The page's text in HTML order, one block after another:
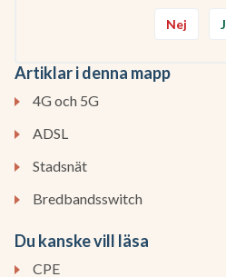
Nej
Artiklar i denna mapp
4G och 5G
ADSL
Stadsnät
Bredbandsswitch
Du kanske vill läsa
CPE